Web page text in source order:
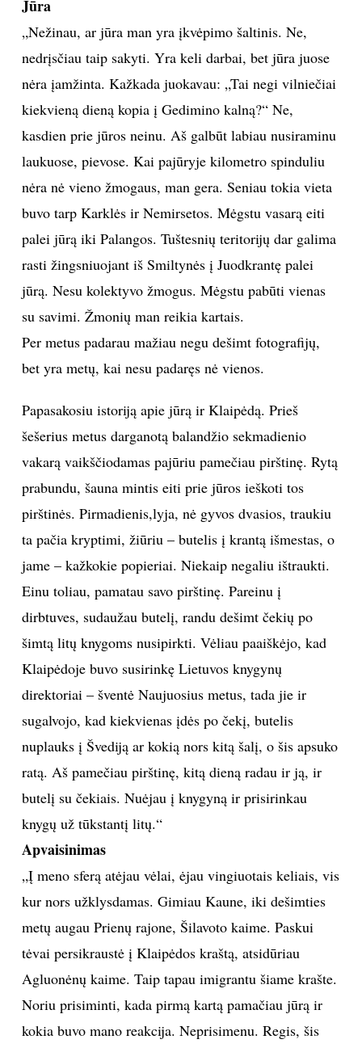
„Kiemas“. 1991 m. Asmeninio albumo nuotr.
„Nežinau, ar jūra man yra įkvėpimo šaltinis. Ne,
nedrįsčiau taip sakyti. Yra keli darbai, bet jūra juose
nėra įamžinta. Kažkada juokavau: „Tai negi vilniečiai
kiekvieną dieną kopia į Gedimino kalną?“ Ne,
kasdien prie jūros neinu. Aš galbūt labiau nusiraminu
laukuose, pievose. Kai pajūryje kilometro spinduliu
nėra nė vieno žmogaus, man gera. Seniau tokia vieta
buvo tarp Karklės ir Nemirsetos. Mėgstu vasarą eiti
palei jūrą iki Palangos. Tuštesnių teritorijų dar galima
rasti žingsniuojant iš Smiltynės į Juodkrantę palei
jūrą. Nesu kolektyvo žmogus. Mėgstu pabūti vienas
su savimi. Žmonių man reikia kartais.
Per metus padarau mažiau negu dešimt fotografijų,
bet yra metų, kai nesu padaręs nė vienos.
Papasakosiu istoriją apie jūrą ir Klaipėdą. Prieš
šešerius metus darganotą balandžio sekmadienio
vakarą vaikščiodamas pajūriu pamečiau pirštinę. Rytą
prabundu, šauna mintis eiti prie jūros ieškoti tos
pirštinės. Pirmadienis,lyja, nė gyvos dvasios, traukiu
ta pačia kryptimi, žiūriu – butelis į krantą išmestas, o
jame – kažkokie popieriai. Niekaip negaliu ištraukti.
Einu toliau, pamatau savo pirštinę. Pareinu į
dirbtuves, sudaužau butelį, randu dešimt čekių po
šimtą litų knygoms nusipirkti. Vėliau paaiškėjo, kad
Klaipėdoje buvo susirinkę Lietuvos knygynų
direktoriai – šventė Naujuosius metus, tada jie ir
sugalvojo, kad kiekvienas įdės po čekį, butelis
nuplauks į Švediją ar kokią nors kitą šalį, o šis apsuko
ratą. Aš pamečiau pirštinę, kitą dieną radau ir ją, ir
butelį su čekiais. Nuėjau į knygyną ir prisirinkau
knygų už tūkstantį litų.“
Apvaisinimas
„Į meno sferą atėjau vėlai, ėjau vingiuotais keliais, vis